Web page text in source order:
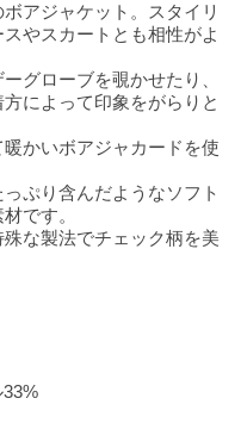
BUY
BUY
BUY
BUY
アジャケット。スタイリ
やスカートとも相性がよ
グローブを覗かせたり、
によって印象をがらりと
かいボアジャカードを使
ぷり含んだようなソフト
です。
な製法でチェック柄を美